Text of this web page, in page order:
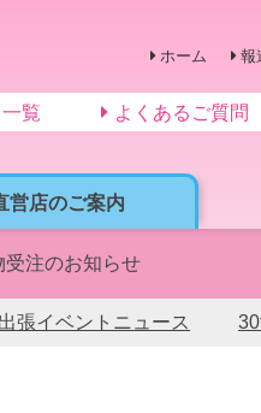
営店のご案内
ホーム 報
覧 よくあるご質問
注のお知らせ
出張イベントニュース